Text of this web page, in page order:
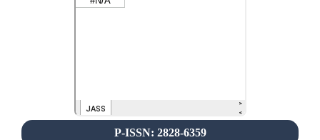
P-ISSN: 2828-6359